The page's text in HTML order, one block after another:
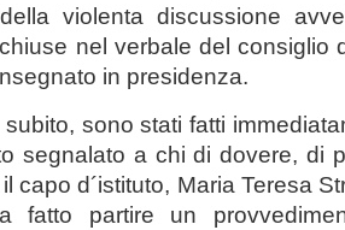
violenta discussione
nel verbale del consiglio
in presidenza.
sono stati fatti
segnalato a chi di dovere, di
capo d´istituto, Maria Teresa
fatto partire un